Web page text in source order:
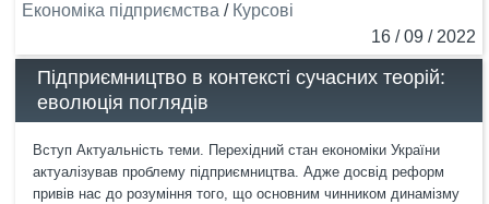
Економіка підприємства / Курсові
16 / 09 / 2022
Підприємництво в контексті сучасних теорій:
еволюція поглядів
Вступ Актуальність теми. Перехідний стан економіки України
актуалізував проблему підприємництва. Адже досвід реформ
привів нас до розуміння того, що основним чинником динамізму